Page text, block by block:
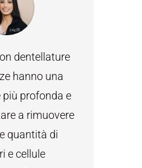
dentellature
hanno una
più profonda e
a rimuovere
quantità di
e cellule